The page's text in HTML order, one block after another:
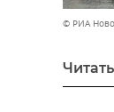
© РИА